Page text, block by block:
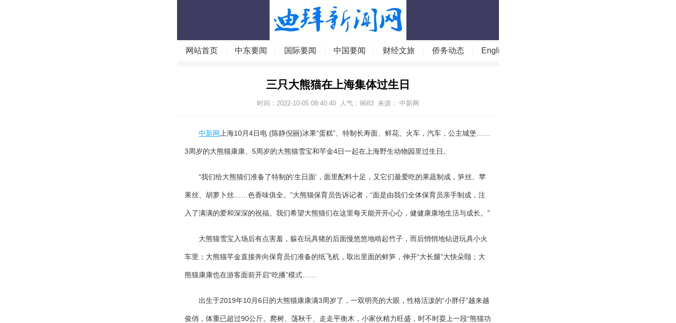
网站首页 中东要闻 国际要闻 中国要闻 财经文旅 侨务动态 English
三只大熊猫在上海集体过生日
时间：2022-10-05 08:40:40 人气： 9683 来源： 中新网
中新网 上海10月4日电 (陈静倪丽)冰果“蛋糕”、特制长寿面、鲜花、火车，汽车，公主城堡……
3周岁的大熊猫康康、5周岁的大熊猫雪宝和芊金4日一起在上海野生动物园里过生日。
“我们给大熊猫们准备了特制的‘生日面’，面里配料十足，又它们最爱吃的果蔬制成，笋丝、苹
果丝、胡萝卜丝……色香味俱全。”大熊猫保育员告诉记者，“面是由我们全体保育员亲手制成，注
入了满满的爱和深深的祝福。我们希望大熊猫们在这里每天能开开心心，健健康康地生活与成长。”
大熊猫雪宝入场后有点害羞，躲在玩具猪的后面慢悠悠地啃起竹子，而后悄悄地钻进玩具小火
车里；大熊猫芊金直接奔向保育员们准备的纸飞机，取出里面的鲜笋，伸开“大长腿”大快朵颐；大
熊猫康康也在游客面前开启“吃播”模式……
出生于2019年10月6日的大熊猫康康满3周岁了，一双明亮的大眼，性格活泼的“小胖仔”越来越
俊俏，体重已超过90公斤。爬树、荡秋千、走走平衡木，小家伙精力旺盛，时不时耍上一段“熊猫功